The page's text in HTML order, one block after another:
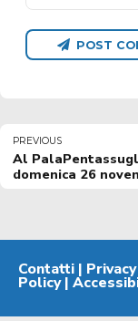
POST
PREVIOUS
Al
domenica 26
Contatti |
Policy|